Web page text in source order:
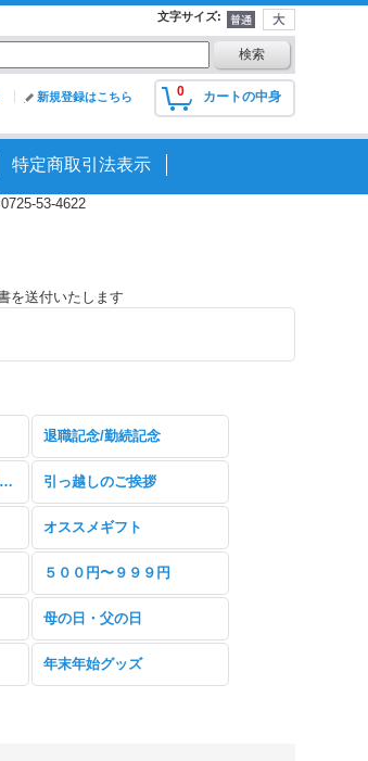
文字サイズ:
0 カートの中身
新規登録はこちら
特定商取引法表示
53-4622
を送付いたします
退職記念/勤続記念
快気祝い・お見舞いのお返し 引っ越しのご挨拶
オススメギフト
５００円〜９９９円
母の日・父の日
年末年始グッズ